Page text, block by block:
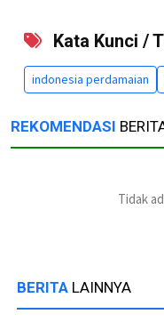
Kata Kunci /
indonesia perdamaian
REKOMENDASI
Tidak
BERITA LAINNYA